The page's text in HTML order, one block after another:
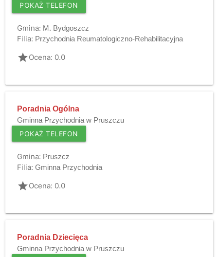
POKAŻ TELEFON
Gmina: M. Bydgoszcz
Filia: Przychodnia Reumatologiczno-Rehabilitacyjna
gradeOcena: 0.0
Poradnia Ogólna
Gminna Przychodnia w Pruszczu
POKAŻ TELEFON
Gmina: Pruszcz
Filia: Gminna Przychodnia
gradeOcena: 0.0
Poradnia Dziecięca
Gminna Przychodnia w Pruszczu